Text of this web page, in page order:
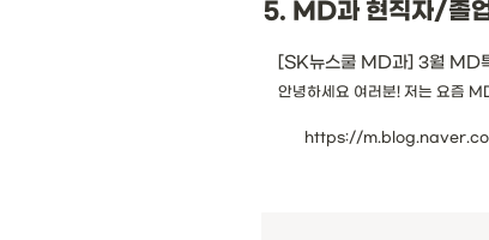
5. MD과 현직자/졸
[SK뉴스쿨 MD과] 3월 MD
안녕하세요 여러분! 저는 요즘
https://